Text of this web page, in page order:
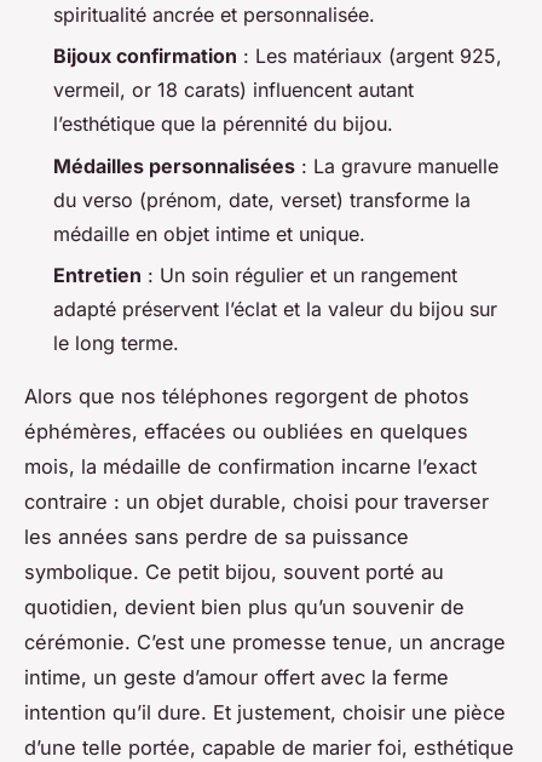
spiritualité ancrée et personnalisée.
Bijoux confirmation : Les matériaux (argent 925,
vermeil, or 18 carats) influencent autant
l’esthétique que la pérennité du bijou.
Médailles personnalisées : La gravure manuelle
du verso (prénom, date, verset) transforme la
médaille en objet intime et unique.
Entretien : Un soin régulier et un rangement
adapté préservent l’éclat et la valeur du bijou sur
le long terme.
Alors que nos téléphones regorgent de photos
éphémères, effacées ou oubliées en quelques
mois, la médaille de confirmation incarne l’exact
contraire : un objet durable, choisi pour traverser
les années sans perdre de sa puissance
symbolique. Ce petit bijou, souvent porté au
quotidien, devient bien plus qu’un souvenir de
cérémonie. C’est une promesse tenue, un ancrage
intime, un geste d’amour offert avec la ferme
intention qu’il dure. Et justement, choisir une pièce
d’une telle portée, capable de marier foi, esthétique